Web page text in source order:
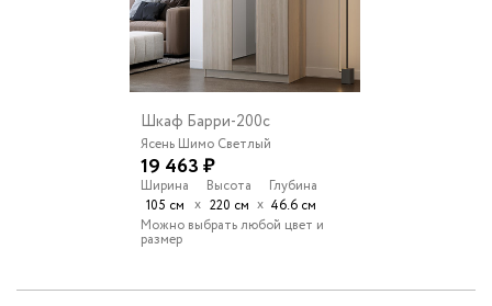
Шкаф Барри-200c
Ясень Шимо Светлый
19 463 ₽
Ширина
105 см х
Высота
220 см х
Глубина
46.6 см
Можно выбрать любой цвет и
размер